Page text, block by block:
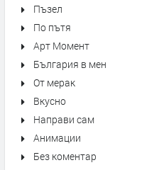
Пъзел
По пътя
Арт Момент
България в мен
От мерак
Вкусно
Направи сам
Анимации
Без коментар